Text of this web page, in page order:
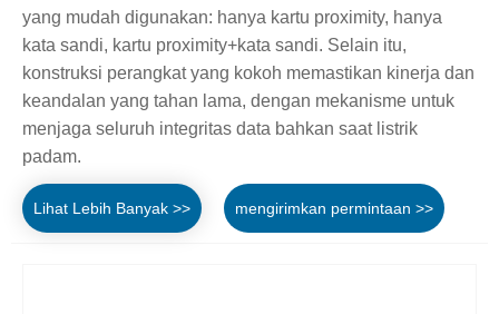
yang mudah digunakan: hanya kartu proximity, hanya
kata sandi, kartu proximity+kata sandi. Selain itu,
konstruksi perangkat yang kokoh memastikan kinerja dan
keandalan yang tahan lama, dengan mekanisme untuk
menjaga seluruh integritas data bahkan saat listrik
padam.
Lihat Lebih Banyak >> mengirimkan permintaan >>